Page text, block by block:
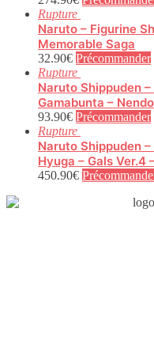
Rupture
Naruto – Figurine
Memorable Saga
32.90€ Précommander
Rupture
Naruto Shippuden
Gamabunta –
93.90€ Précommander
Rupture
Naruto Shippuden
Hyuga – Gals Ver.4
450.90€